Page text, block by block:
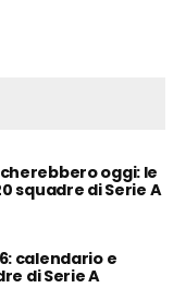
oggi: le
squadre di Serie A
calendario e
di Serie A